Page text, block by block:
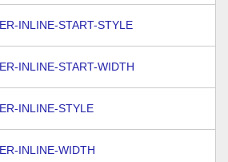
INLINE-START-STYLE
INLINE-START-WIDTH
INLINE-STYLE
INLINE-WIDTH